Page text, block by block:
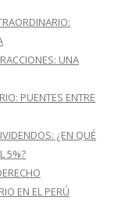
UNA
PUENTES ENTRE
¿EN QUÉ
5%?
EN EL PERÚ